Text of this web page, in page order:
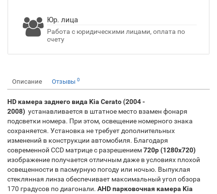
Юр. лица
Работа с юридическими лицами, оплата по
счету
Описание Отзывы 0
HD камера заднего вида Kia Cerato (2004 -
2008) устанавливается в штатное место взамен фонаря
подсветки номера. При этом, освещение номерного знака
сохраняется. Установка не требует дополнительных
изменений в конструкции автомобиля. Благодаря
современной CCD матрице с разрешением720p (1280х720)
изображение получается отличным даже в условиях плохой
освещенности в пасмурную погоду или ночью. Выпуклая
стеклянная линза обеспечивает максимальный угол обзора
170 градусов по диагонали. AHD парковочная камера Kia